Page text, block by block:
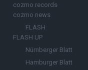
cozmo records
cozmo news
FLASH
FLASH UP
Nürnberger Blatt
Hamburger Blatt